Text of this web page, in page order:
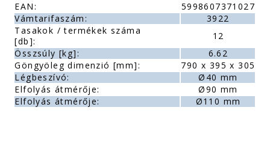
EAN:
5998607371027
Vámtarifaszám:
3922
Tasakok / termékek száma
[db]:
12
Összsúly [kg]:
6.62
Göngyöleg dimenzió [mm]:
790 x 395 x 305
Légbeszívó:
Ø40 mm
Elfolyás átmérője:
Ø90 mm
Elfolyás átmérője:
Ø110 mm